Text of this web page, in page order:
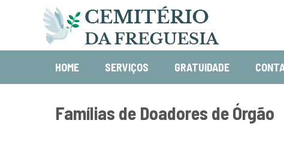
HOME SERVIÇOS GRATUIDADE
Famílias de Doadores de Órgão